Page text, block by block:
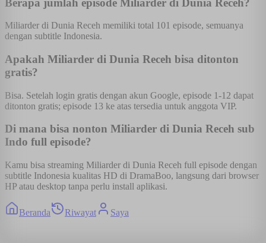
Miliarder di Dunia Receh memiliki total 101 episode, semuanya
dengan subtitle Indonesia.
Apakah Miliarder di Dunia Receh bisa ditonton
gratis?
Bisa. Setelah login gratis dengan akun Google, episode 1-12 dapat
ditonton gratis; episode 13 ke atas tersedia untuk anggota VIP.
Di mana bisa nonton Miliarder di Dunia Receh sub
Indo full episode?
Kamu bisa streaming Miliarder di Dunia Receh full episode dengan
subtitle Indonesia kualitas HD di DramaBoo, langsung dari browser
HP atau desktop tanpa perlu install aplikasi.
Beranda Riwayat Saya